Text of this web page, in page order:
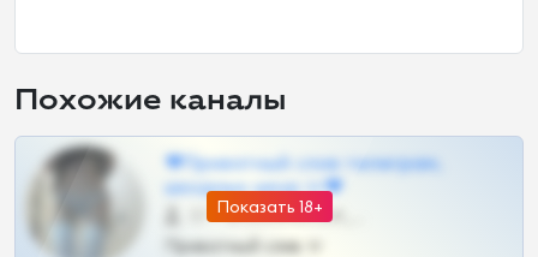
Похожие каналы
Показать 18+
❤Приватный слив телеграм,
шкодных шкур тг❤
57 •
Приватный слив тг